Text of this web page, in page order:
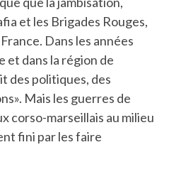
UN GRONDIN FOURRÉ AUX
CHAMPIGNONS ET AUX
LARDONS DANS LA HALLE
DAX. ET POURQUOI PAS
?
et les Brigades Rouges,
Dans les années
et dans la région de
des politiques, des
Mais les guerres de
corso-marseillais au milieu
fini par les faire